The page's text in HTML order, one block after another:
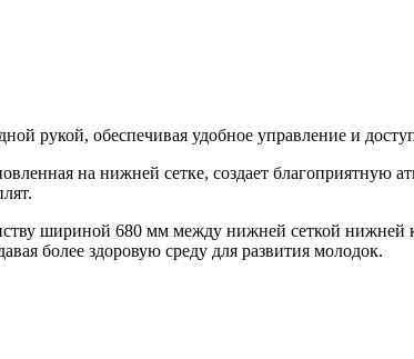
рукой, обеспечивая удобное управление и
на нижней сетке, создает благоприятную
шириной 680 мм между нижней сеткой нижней
более здоровую среду для развития молодок.